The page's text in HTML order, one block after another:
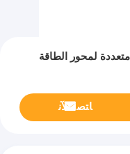
لمحور الطاقة
ﺎﺘﺼﻟ ﺍﻶﻧ